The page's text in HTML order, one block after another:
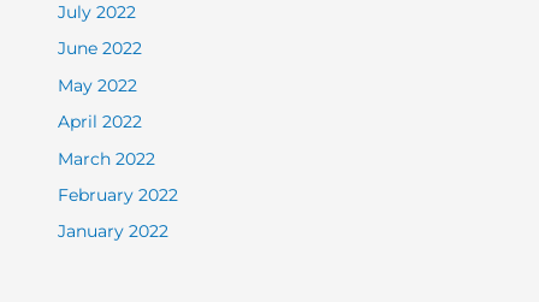
July 2022
June 2022
May 2022
April 2022
March 2022
February 2022
January 2022